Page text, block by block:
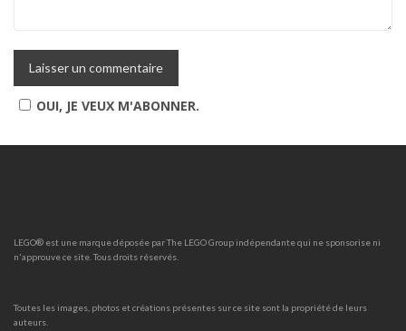
OUI, JE VEUX M'ABONNER.
LEGO® est une marque déposée par The LEGO Group indépendante qui ne sponsorise ni
n'approuve ce site. Tous droits réservés.
Toutes les images, photos et créations présentes sur ce site sont la propriété de leurs
auteurs.